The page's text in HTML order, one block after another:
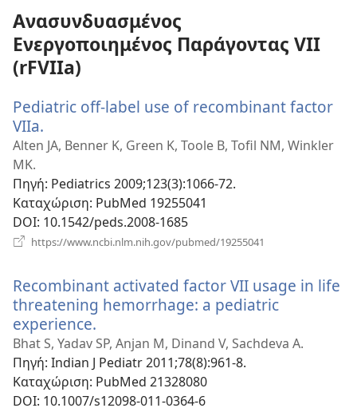
Ανασυνδυασμένος
Ενεργοποιημένος Παράγοντας VII
(rFVIIa)
Pediatric off-label use of recombinant factor
VIIa.
νέο
Alten JA, Benner K, Green K, Toole B, Tofil NM, Winkler
MK.
Πηγή‎: Pediatrics 2009;123(3):1066-72.
Καταχώριση‎: PubMed 19255041
DOI‎: 10.1542/peds.2008-1685
https://www.ncbi.nlm.nih.gov/pubmed/19255041
Recombinant activated factor VII usage in life
threatening hemorrhage: a pediatric
experience.
νέο
παράθυρο)
Bhat S, Yadav SP, Anjan M, Dinand V, Sachdeva A.
Πηγή‎: Indian J Pediatr 2011;78(8):961-8.
Καταχώριση‎: PubMed 21328080
DOI‎: 10.1007/s12098-011-0364-6